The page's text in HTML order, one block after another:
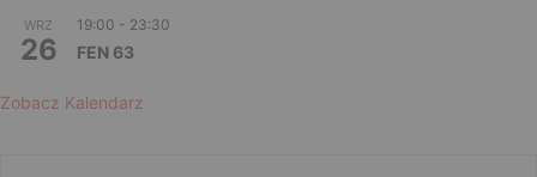
WRZ
26
19:00 - 23:30
FEN 63
Zobacz Kalendarz